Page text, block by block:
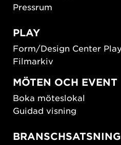
Pressrum
PLAY
Form/Design Center
Filmarkiv
MÖTEN OCH EVENT
Boka möteslokal
Guidad visning